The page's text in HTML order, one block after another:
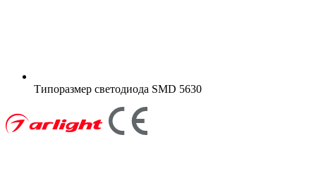
Типоразмер светодиода SMD 5630